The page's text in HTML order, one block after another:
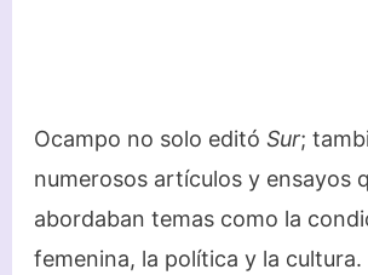
Ocampo no solo editó Sur;
numerosos artículos y ensayos
abordaban temas como la
femenina, la política y la cultura.